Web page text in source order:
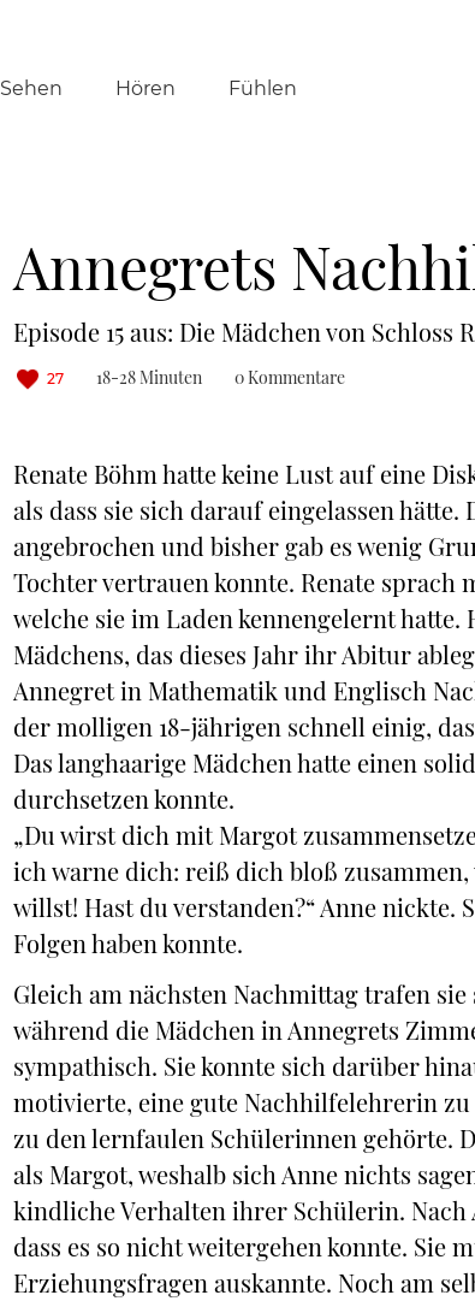
Sehen Hören Fühlen
Annegrets
Episode 15 aus: Die Mädchen von Schloss
27 18-28 Minuten 0 Kommentare
Renate Böhm hatte keine Lust auf eine
als dass sie sich darauf eingelassen
angebrochen und bisher gab es wenig
Tochter vertrauen konnte. Renate
welche sie im Laden kennengelernt
Mädchens, das dieses Jahr ihr Abitur
Annegret in Mathematik und Englisch
der molligen 18-jährigen schnell einig,
Das langhaarige Mädchen hatte einen
durchsetzen konnte.
„Du wirst dich mit Margot
ich warne dich: reiß dich bloß
willst! Hast du verstanden?“ Anne nickte.
Folgen haben konnte.
Gleich am nächsten Nachmittag trafen
während die Mädchen in Annegrets
sympathisch. Sie konnte sich darüber
motivierte, eine gute Nachhilfelehrerin
zu den lernfaulen Schülerinnen gehörte.
als Margot, weshalb sich Anne nichts
kindliche Verhalten ihrer Schülerin.
dass es so nicht weitergehen konnte. Sie
Erziehungsfragen auskannte. Noch am